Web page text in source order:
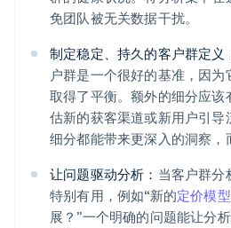
免团队被无关数据干扰。
制定稳定、持久的客户群定义
户群是一个很好的基准，因
取得了平衡。额外的细分应
估新的获客渠道或新用户引
细分都能带来更深入的洞察，
让问题驱动分析： 当客户群分
特别有用，例如“新的定价模型
展？”一个明确的问题能让分